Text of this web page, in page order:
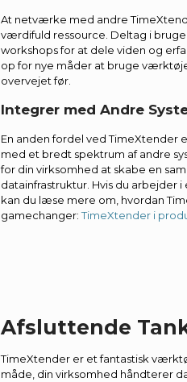
At netværke med andre
værdifuld ressource. Deltag i
workshops for at dele viden og
op for nye måder at bruge
overvejet før.
Integrer med Andre
En anden fordel ved TimeXtender
med et bredt spektrum af andre
for din virksomhed at skabe en
datainfrastruktur. Hvis du arbejder
kan du læse mere om, hvordan
gamechanger:TimeXtender i
Afsluttende
TimeXtender er et fantastisk
måde, din virksomhed håndterer